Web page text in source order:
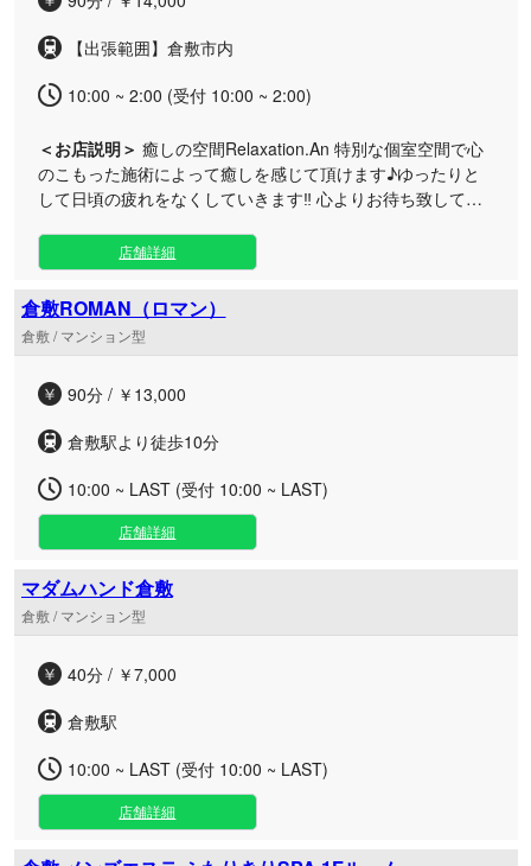
【出張範囲】倉敷市内
10:00 ~ 2:00 (受付 10:00 ~ 2:00)
＜お店説明＞ 癒しの空間Relaxation.An 特別な個室空間で心
のこもった施術によって癒しを感じて頂けます♪ゆったりと
して日頃の疲れをなくしていきます‼️ 心よりお待ち致してお
の子活躍中です！
店舗詳細
倉敷ROMAN（ロマン）
倉敷 / マンション型
90分 / ￥13,000
倉敷駅より徒歩10分
10:00 ~ LAST (受付 10:00 ~ LAST)
店舗詳細
マダムハンド倉敷
倉敷 / マンション型
40分 / ￥7,000
倉敷駅
10:00 ~ LAST (受付 10:00 ~ LAST)
店舗詳細